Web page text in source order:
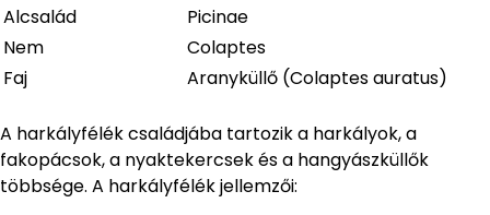
Alcsalád
Picinae
Nem
Colaptes
Faj
Aranyküllő (Colaptes auratus)
A harkályfélék családjába tartozik a harkályok, a
fakopácsok, a nyaktekercsek és a hangyászküllők
többsége. A harkályfélék jellemzői: